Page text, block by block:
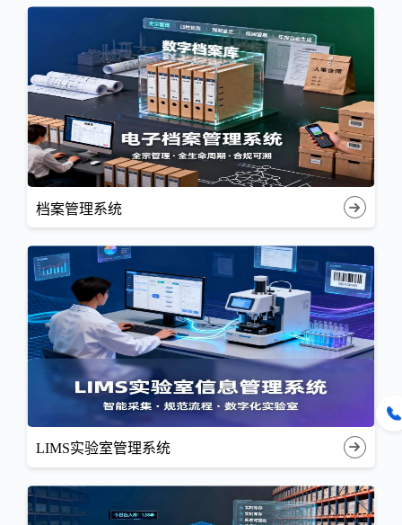
档案管理系统
LIMS实验室管理系统